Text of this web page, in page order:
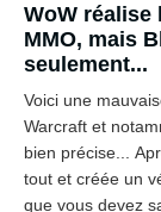
WoW réalise
MMO, mais
seulement...
Voici une
Warcraft et
bien précise...
tout et créée un
que vous devez